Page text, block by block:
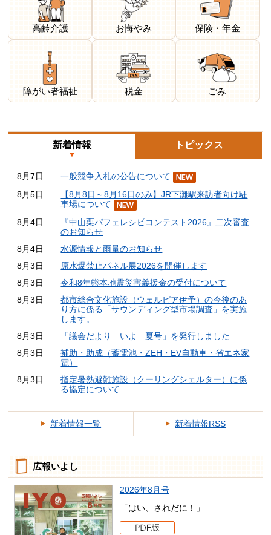
高齢介護 お悔やみ 保険・年金
障がい者福祉 税金 ごみ
新着情報 トピックス
8月7日
一般競争入札の公告について
8月5日
【8月8日～8月16日のみ】JR下灘駅来訪者向け駐
車場について
8月4日
『中山栗パフェレシピコンテスト2026』二次審査
のお知らせ
8月4日
水源情報と雨量のお知らせ
8月3日
原水爆禁止パネル展2026を開催します
8月3日
令和8年熊本地震災害義援金の受付について
8月3日
都市総合文化施設（ウェルピア伊予）の今後のあ
り方に係る「サウンディング型市場調査」を実施
します。
8月3日
「議会だより いよ 夏号」を発行しました
8月3日
補助・助成（蓄電池・ZEH・EV自動車・省エネ家
電）
8月3日
指定暑熱避難施設（クーリングシェルター）に係
る協定について
新着情報一覧 新着情報RSS
広報いよし
2026年8月号
「はい、されだに！」